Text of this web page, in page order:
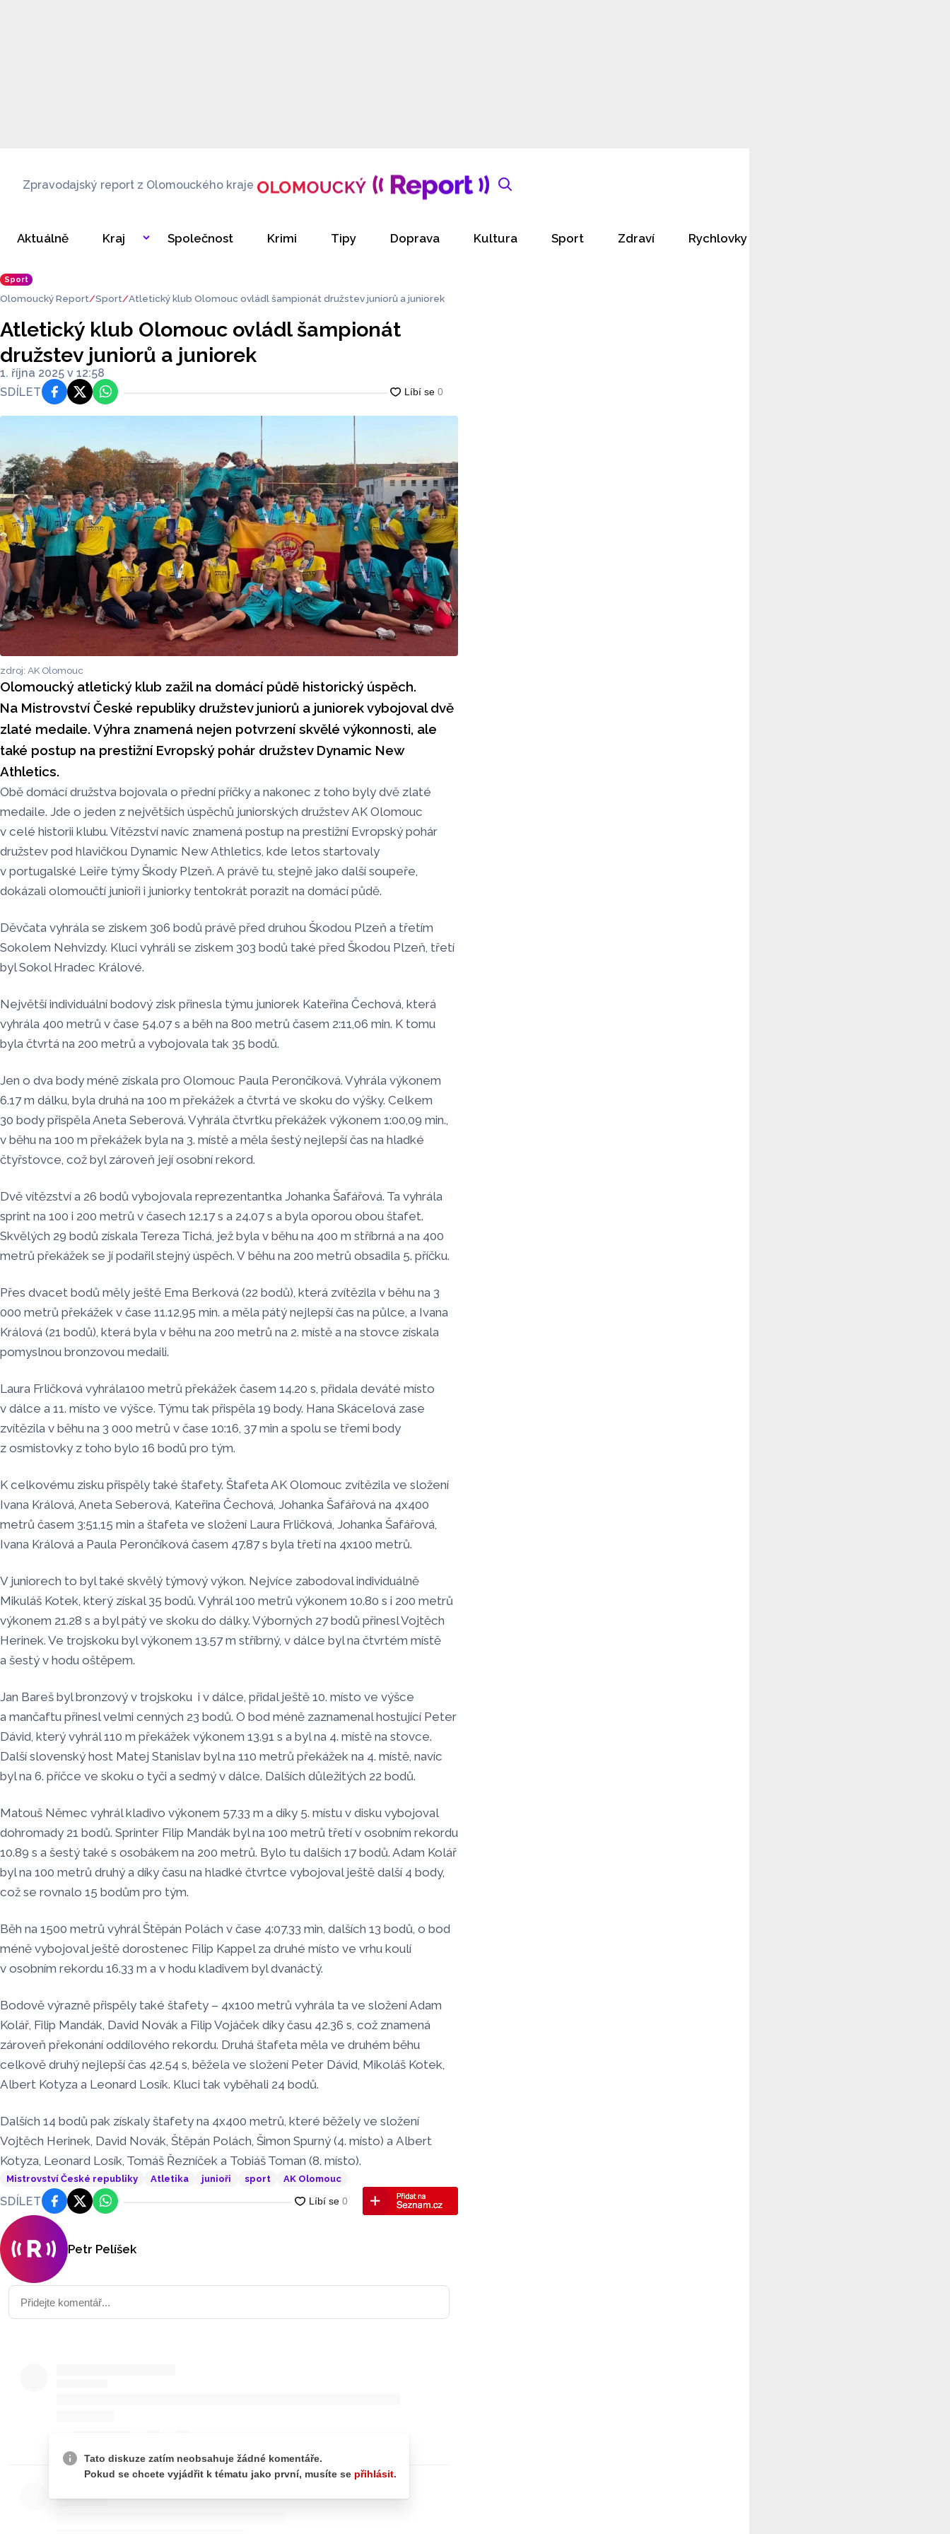
Zpravodajský report z Olomouckého kraje
Aktuálně Kraj Společnost Krimi Tipy Doprava Kultura Sport Zdraví Rychlovky
Sport
Olomoucký Report Sport Atletický klub Olomouc ovládl šampionát družstev juniorů a juniorek
Atletický klub Olomouc ovládl šampionát
družstev juniorů a juniorek
1. října 2025 v 12:58
SDÍLET
FacebookPlatforma X
WhatsApp
zdroj: AK Olomouc
Olomoucký atletický klub zažil na domácí půdě historický úspěch.
Na Mistrovství České republiky družstev juniorů a juniorek vybojoval dvě
zlaté medaile. Výhra znamená nejen potvrzení skvělé výkonnosti, ale
také postup na prestižní Evropský pohár družstev Dynamic New
Athletics.
Obě domácí družstva bojovala o přední příčky a nakonec z toho byly dvě zlaté
medaile. Jde o jeden z největších úspěchů juniorských družstev AK Olomouc
v celé historii klubu. Vítězství navíc znamená postup na prestižní Evropský pohár
družstev pod hlavičkou Dynamic New Athletics, kde letos startovaly
v portugalské Leiře týmy Škody Plzeň. A právě tu, stejně jako další soupeře,
dokázali olomoučtí junioři i juniorky tentokrát porazit na domácí půdě.
Děvčata vyhrála se ziskem 306 bodů právě před druhou Škodou Plzeň a třetím
Sokolem Nehvizdy. Kluci vyhráli se ziskem 303 bodů také před Škodou Plzeň, třetí
byl Sokol Hradec Králové.
Největší individuální bodový zisk přinesla týmu juniorek Kateřina Čechová, která
vyhrála 400 metrů v čase 54.07 s a běh na 800 metrů časem 2:11,06 min. K tomu
byla čtvrtá na 200 metrů a vybojovala tak 35 bodů.
Jen o dva body méně získala pro Olomouc Paula Perončíková. Vyhrála výkonem
6.17 m dálku, byla druhá na 100 m překážek a čtvrtá ve skoku do výšky. Celkem
30 body přispěla Aneta Seberová. Vyhrála čtvrtku překážek výkonem 1:00,09 min.,
v běhu na 100 m překážek byla na 3. místě a měla šestý nejlepší čas na hladké
čtyřstovce, což byl zároveň její osobní rekord.
Dvě vítězství a 26 bodů vybojovala reprezentantka Johanka Šafářová. Ta vyhrála
sprint na 100 i 200 metrů v časech 12.17 s a 24.07 s a byla oporou obou štafet.
Skvělých 29 bodů získala Tereza Tichá, jež byla v běhu na 400 m stříbrná a na 400
metrů překážek se jí podařil stejný úspěch. V běhu na 200 metrů obsadila 5. příčku.
Přes dvacet bodů měly ještě Ema Berková (22 bodů), která zvítězila v běhu na 3
000 metrů překážek v čase 11.12,95 min. a měla pátý nejlepší čas na půlce, a Ivana
Králová (21 bodů), která byla v běhu na 200 metrů na 2. místě a na stovce získala
pomyslnou bronzovou medaili.
Laura Frličková vyhrála100 metrů překážek časem 14.20 s, přidala deváté místo
v dálce a 11. místo ve výšce. Týmu tak přispěla 19 body. Hana Skácelová zase
zvítězila v běhu na 3 000 metrů v čase 10:16, 37 min a spolu se třemi body
z osmistovky z toho bylo 16 bodů pro tým.
K celkovému zisku přispěly také štafety. Štafeta AK Olomouc zvítězila ve složení
Ivana Králová, Aneta Seberová, Kateřina Čechová, Johanka Šafářová na 4x400
metrů časem 3:51,15 min a štafeta ve složení Laura Frličková, Johanka Šafářová,
Ivana Králová a Paula Perončíková časem 47.87 s byla třetí na 4x100 metrů.
V juniorech to byl také skvělý týmový výkon. Nejvíce zabodoval individuálně
Mikuláš Kotek, který získal 35 bodů. Vyhrál 100 metrů výkonem 10.80 s i 200 metrů
výkonem 21.28 s a byl pátý ve skoku do dálky. Výborných 27 bodů přinesl Vojtěch
Herinek. Ve trojskoku byl výkonem 13.57 m stříbrný, v dálce byl na čtvrtém místě
a šestý v hodu oštěpem.
Jan Bareš byl bronzový v trojskoku i v dálce, přidal ještě 10. místo ve výšce
a mančaftu přinesl velmi cenných 23 bodů. O bod méně zaznamenal hostující Peter
Dávid, který vyhrál 110 m překážek výkonem 13.91 s a byl na 4. místě na stovce.
Další slovenský host Matej Stanislav byl na 110 metrů překážek na 4. místě, navíc
byl na 6. příčce ve skoku o tyči a sedmý v dálce. Dalších důležitých 22 bodů.
Matouš Němec vyhrál kladivo výkonem 57.33 m a díky 5. místu v disku vybojoval
dohromady 21 bodů. Sprinter Filip Mandák byl na 100 metrů třetí v osobním rekordu
10.89 s a šestý také s osobákem na 200 metrů. Bylo tu dalších 17 bodů. Adam Kolář
byl na 100 metrů druhý a díky času na hladké čtvrtce vybojoval ještě další 4 body,
což se rovnalo 15 bodům pro tým.
Běh na 1500 metrů vyhrál Štěpán Polách v čase 4:07,33 min, dalších 13 bodů, o bod
méně vybojoval ještě dorostenec Filip Kappel za druhé místo ve vrhu koulí
v osobním rekordu 16.33 m a v hodu kladivem byl dvanáctý.
Bodově výrazně přispěly také štafety – 4x100 metrů vyhrála ta ve složení Adam
Kolář, Filip Mandák, David Novák a Filip Vojáček díky času 42.36 s, což znamená
zároveň překonání oddílového rekordu. Druhá štafeta měla ve druhém běhu
celkově druhý nejlepší čas 42.54 s, běžela ve složení Peter Dávid, Mikoláš Kotek,
Albert Kotyza a Leonard Losík. Kluci tak vyběhali 24 bodů.
Dalších 14 bodů pak získaly štafety na 4x400 metrů, které běžely ve složení
Vojtěch Herinek, David Novák, Štěpán Polách, Šimon Spurný (4. místo) a Albert
Kotyza, Leonard Losík, Tomáš Řezníček a Tobiáš Toman (8. místo).
Mistrovství České republiky Atletika junioři sport AK Olomouc
SDÍLET FacebookPlatforma X
WhatsApp
Petr Pelíšek